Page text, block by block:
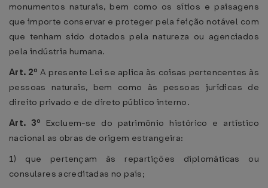
monumentos naturais, bem como os sítios e paisagens
que importe conservar e proteger pela feição notável com
que tenham sido dotados pela natureza ou agenciados
pela indústria humana.
Art. 2º A presente Lei se aplica às coisas pertencentes às
pessoas naturais, bem como às pessoas jurídicas de
direito privado e de direto público interno.
Art. 3º Excluem-se do patrimônio histórico e artístico
nacional as obras de origem estrangeira:
1) que pertençam às repartições diplomáticas ou
consulares acreditadas no país;